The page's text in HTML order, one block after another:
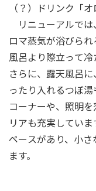
（？）ドリンク「
リニューアルでは
ロマ蒸気が浴びら
風呂より際立って冷
さらに、露天風呂
ったり入れるつぼ
コーナーや、照明
リアも充実してい
ペースがあり、小
ます。